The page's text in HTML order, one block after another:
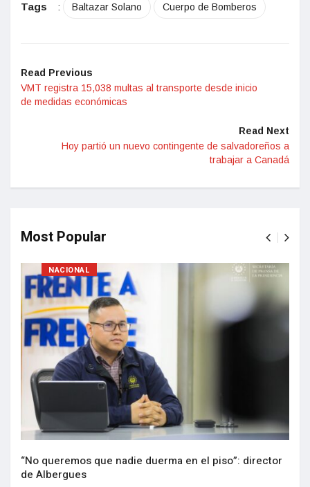
Tags : Baltazar Solano Cuerpo de Bomberos
Read Previous
VMT registra 15,038 multas al transporte desde inicio
de medidas económicas
Read Next
Hoy partió un nuevo contingente de salvadoreños a
trabajar a Canadá
Most Popular
NACIONAL
“No queremos que nadie duerma en el piso”: director
de Albergues